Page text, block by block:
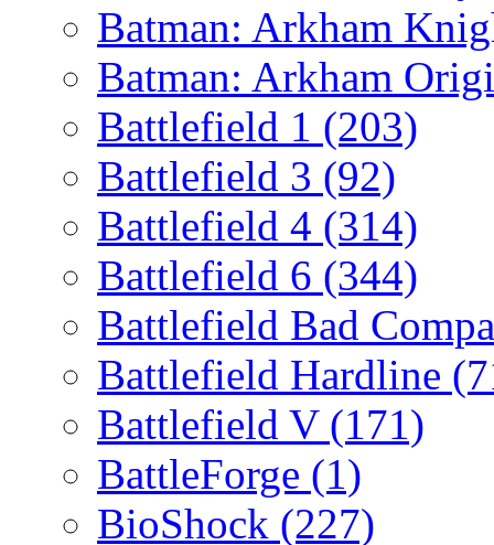
Batman: Arkham
Batman: Arkham
Battlefield 1 (203)
Battlefield 3 (92)
Battlefield 4 (314)
Battlefield 6 (344)
Battlefield Bad
Battlefield Hardline
Battlefield V (171)
BattleForge (1)
BioShock (227)